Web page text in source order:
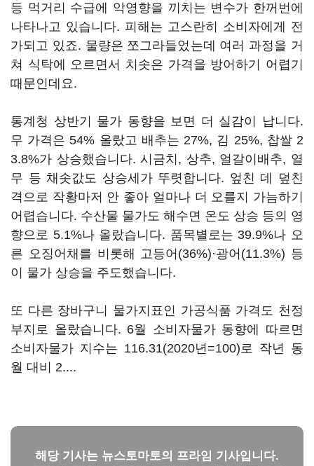
등 먹거리 수급에 악영향을 끼치는 변수가 한꺼번에
나타나고 있습니다. 피해는 고스란히 소비자에게 전
가되고 있죠. 물량은 쪼그라들었는데 여러 과정을 거
쳐 식탁에 오르면서 치솟은 가격을 방어하기 어렵기
때문인데요.
통계청 상반기 물가 동향을 보면 더 실감이 납니다.
무 가격은 54% 올랐고 배추는 27%, 김 25%, 찹쌀 2
3.8%가 상승했습니다. 시금치, 상추, 얼갈이배추, 열
무 등 채솟값도 상승세가 뚜렷합니다. 엎친 데 덮친
격으로 작황마저 안 좋아 얼마나 더 오를지 가늠하기
어렵습니다. 수산물 물가도 해수면 온도 상승 등의 영
향으로 5.1%나 올랐습니다. 품목별로는 39.9%나 오
른 오징어채를 비롯해 고등어(36%)·광어(11.3%) 등
이 물가 상승을 주도했습니다.
또 다른 장바구니 물가지표인 가공식품 가격도 천정
부지로 올랐습니다. 6월 소비자물가 동향에 따르면
소비자물가 지수는 116.31(2020년=100)로 작년 동
월 대비 2....
해당 기사는 뉴스토마토의 프라임 기사입니다.